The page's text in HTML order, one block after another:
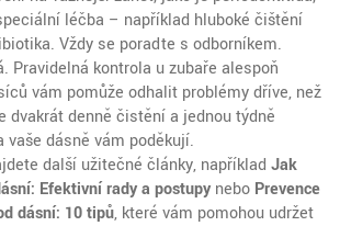
léčba – například hluboké čištění
Vždy se poraďte s odborníkem.
Pravidelná kontrola u zubaře alespoň
vám pomůže odhalit problémy dříve, než
dvakrát denně čistění a jednou týdně
dásně vám poděkují.
další užitečné články, například Jak
Efektivní rady a postupy nebo Prevence
dásní: 10 tipů, které vám pomohou udržet